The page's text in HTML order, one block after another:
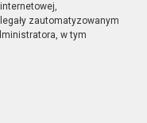
zautomatyzowanym
w tym